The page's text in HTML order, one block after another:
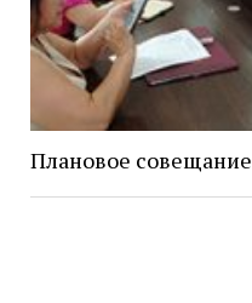
Плановое совещание